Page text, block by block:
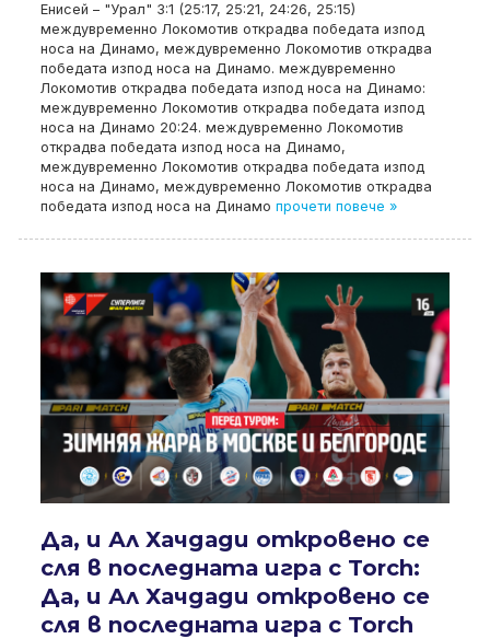
Енисей – "Урал" 3:1 (25:17, 25:21, 24:26, 25:15)
междувременно Локомотив открадва победата изпод
носа на Динамо, междувременно Локомотив открадва
победата изпод носа на Динамо. междувременно
Локомотив открадва победата изпод носа на Динамо:
междувременно Локомотив открадва победата изпод
носа на Динамо 20:24. междувременно Локомотив
открадва победата изпод носа на Динамо,
междувременно Локомотив открадва победата изпод
носа на Динамо, междувременно Локомотив открадва
победата изпод носа на Динамо прочети повече »
Да, и Ал Хачдади откровено се
сля в последната игра с Torch:
Да, и Ал Хачдади откровено се
сля в последната игра с Torch